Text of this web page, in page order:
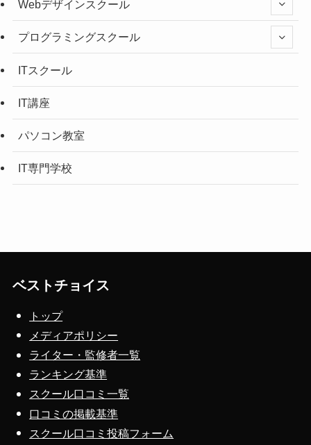
Webデザインスクール
プログラミングスクール
ITスクール
IT講座
パソコン教室
IT専門学校
ベストチョイス
トップ
メディアポリシー
ライター・監修者一覧
ランキング基準
スクール口コミ一覧
口コミの掲載基準
スクール口コミ投稿フォーム